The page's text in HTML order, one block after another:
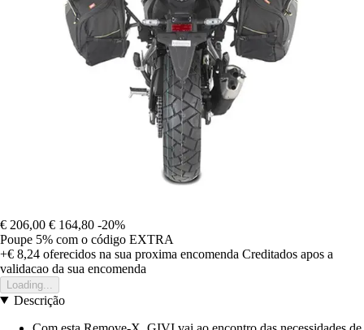
€ 206,00 € 164,80 -20%
Poupe 5% com o código EXTRA
+€ 8,24 oferecidos na sua proxima encomenda Creditados apos a
validacao da sua encomenda
Loading...
Descrição